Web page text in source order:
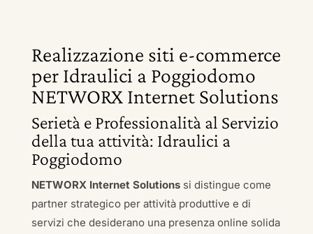
Realizzazione siti e-commerce
per Idraulici a Poggiodomo
NETWORX Internet Solutions
Serietà e Professionalità al Servizio
della tua attività: Idraulici a
Poggiodomo
NETWORX Internet Solutionssi distingue come
partner strategico per attività produttive e di
servizi che desiderano una presenza online solida